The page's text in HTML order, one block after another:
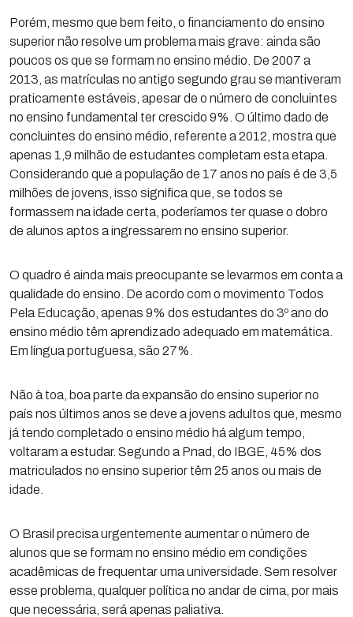
Porém, mesmo que bem feito, o financiamento do ensino
superior não resolve um problema mais grave: ainda são
poucos os que se formam no ensino médio. De 2007 a
2013, as matrículas no antigo segundo grau se mantiveram
praticamente estáveis, apesar de o número de concluintes
no ensino fundamental ter crescido 9%. O último dado de
concluintes do ensino médio, referente a 2012, mostra que
apenas 1,9 milhão de estudantes completam esta etapa.
Considerando que a população de 17 anos no país é de 3,5
milhões de jovens, isso significa que, se todos se
formassem na idade certa, poderíamos ter quase o dobro
de alunos aptos a ingressarem no ensino superior.
O quadro é ainda mais preocupante se levarmos em conta a
qualidade do ensino. De acordo com o movimento Todos
Pela Educação, apenas 9% dos estudantes do 3º ano do
ensino médio têm aprendizado adequado em matemática.
Em língua portuguesa, são 27%.
Não à toa, boa parte da expansão do ensino superior no
país nos últimos anos se deve a jovens adultos que, mesmo
já tendo completado o ensino médio há algum tempo,
voltaram a estudar. Segundo a Pnad, do IBGE, 45% dos
matriculados no ensino superior têm 25 anos ou mais de
idade.
O Brasil precisa urgentemente aumentar o número de
alunos que se formam no ensino médio em condições
acadêmicas de frequentar uma universidade. Sem resolver
esse problema, qualquer política no andar de cima, por mais
que necessária, será apenas paliativa.